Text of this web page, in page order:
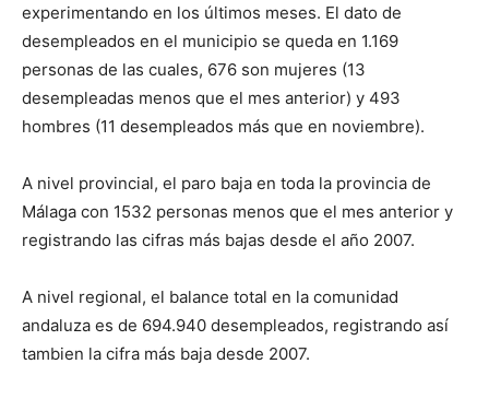
experimentando en los últimos meses. El dato de
desempleados en el municipio se queda en 1.169
personas de las cuales, 676 son mujeres (13
desempleadas menos que el mes anterior) y 493
hombres (11 desempleados más que en noviembre).
A nivel provincial, el paro baja en toda la provincia de
Málaga con 1532 personas menos que el mes anterior y
registrando las cifras más bajas desde el año 2007.
A nivel regional, el balance total en la comunidad
andaluza es de 694.940 desempleados, registrando así
tambien la cifra más baja desde 2007.